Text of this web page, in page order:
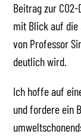
Beitrag zur
mit Blick auf die
von Professor
deutlich wird.
Ich hoffe auf
und fordere ein